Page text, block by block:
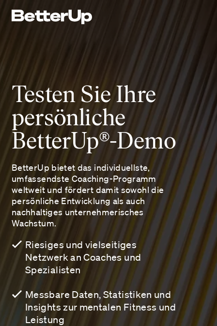
Testen Sie Ihre
persönliche
BetterUp®-Demo
BetterUp bietet das individuellste,
umfassendste Coaching-Programm
weltweit und fördert damit sowohl die
persönliche Entwicklung als auch
nachhaltiges unternehmerisches
Wachstum.
Riesiges und vielseitiges
Netzwerk an Coaches und
Spezialisten
Messbare Daten, Statistiken und
Insights zur mentalen Fitness und
Leistung